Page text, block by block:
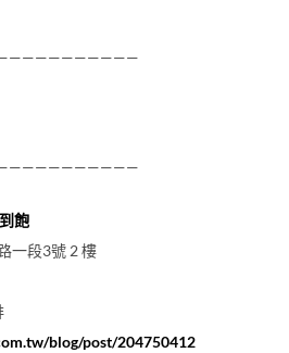
飽
一段3號 2 樓
blog/post/204750412